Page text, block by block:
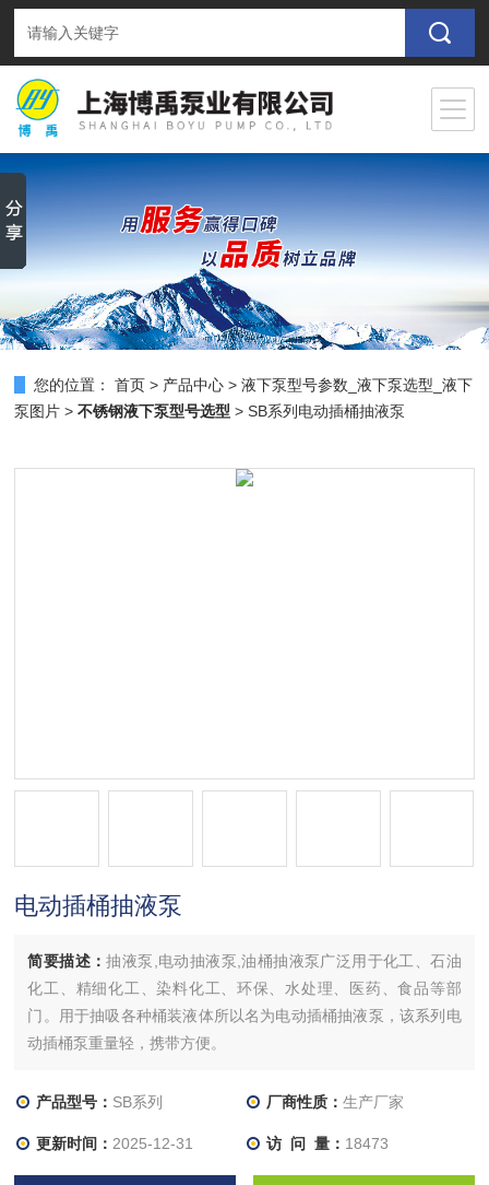
您的位置： 首页 > 产品中心 >液下泵型号参数_液下泵选型_液下
泵图片 >不锈钢液下泵型号选型 > SB系列电动插桶抽液泵
电动插桶抽液泵
简要描述：抽液泵,电动抽液泵,油桶抽液泵广泛用于化工、石油
化工、精细化工、染料化工、环保、水处理、医药、食品等部
门。用于抽吸各种桶装液体所以名为电动插桶抽液泵，该系列电
动插桶泵重量轻，携带方便。
产品型号： SB系列 厂商性质： 生产厂家
更新时间： 2025-12-31 访 问 量： 18473